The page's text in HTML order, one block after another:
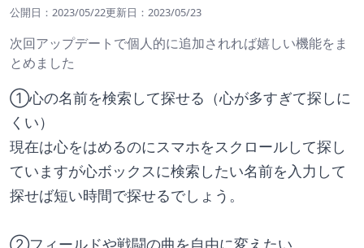
公開日： 2023/05/22更新日： 2023/05/23
次回アップデートで個人的に追加されれば嬉しい機能をま
とめました
①心の名前を検索して探せる（心が多すぎて探しに
くい）
現在は心をはめるのにスマホをスクロールして探し
ていますが心ボックスに検索したい名前を入力して
探せば短い時間で探せるでしょう。
②フィールドや戦闘の曲を自由に変えたい